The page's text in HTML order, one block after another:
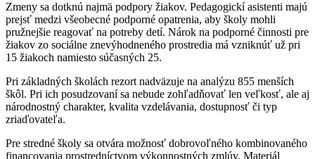
Zmeny sa dotknú najmä podpory žiakov. Pedagogickí asistenti majú
prejsť medzi všeobecné podporné opatrenia, aby školy mohli
pružnejšie reagovať na potreby detí. Nárok na podporné činnosti pre
žiakov zo sociálne znevýhodneného prostredia má vzniknúť už pri
15 žiakoch namiesto súčasných 25.
Pri základných školách rezort nadväzuje na analýzu 855 menších
škôl. Pri ich posudzovaní sa nebude zohľadňovať len veľkosť, ale aj
národnostný charakter, kvalita vzdelávania, dostupnosť či typ
zriaďovateľa.
Pre stredné školy sa otvára možnosť dobrovoľného kombinovaného
financovania prostredníctvom výkonnostných zmlúv. Materiál